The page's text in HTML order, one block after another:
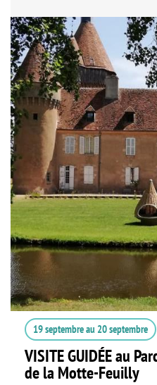
19 septembreau 20 septembre
VISITE GUIDÉE au
de la Motte-Feuilly